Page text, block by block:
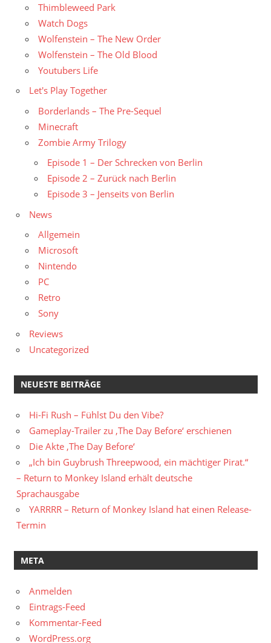
Thimbleweed Park
Watch Dogs
Wolfenstein – The New Order
Wolfenstein – The Old Blood
Youtubers Life
Let's Play Together
Borderlands – The Pre-Sequel
Minecraft
Zombie Army Trilogy
Episode 1 – Der Schrecken von Berlin
Episode 2 – Zurück nach Berlin
Episode 3 – Jenseits von Berlin
News
Allgemein
Microsoft
Nintendo
PC
Retro
Sony
Reviews
Uncategorized
NEUESTE BEITRÄGE
Hi-Fi Rush – Fühlst Du den Vibe?
Gameplay-Trailer zu ‚The Day Before‘ erschienen
Die Akte ‚The Day Before‘
„Ich bin Guybrush Threepwood, ein mächtiger Pirat.“
– Return to Monkey Island erhält deutsche
Sprachausgabe
YARRRR – Return of Monkey Island hat einen Release-
Termin
META
Anmelden
Eintrags-Feed
Kommentar-Feed
WordPress.org